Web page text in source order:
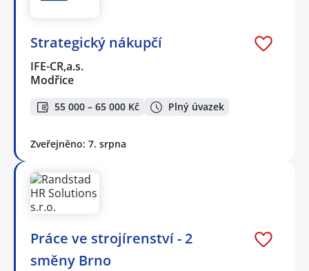
Strategický nákupčí
IFE-CR,a.s.
Modřice
55 000 – 65 000 Kč Plný úvazek
Zveřejněno: 7. srpna
Práce ve strojírenství - 2
směny Brno